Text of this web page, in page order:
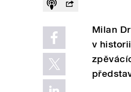
Milan
v